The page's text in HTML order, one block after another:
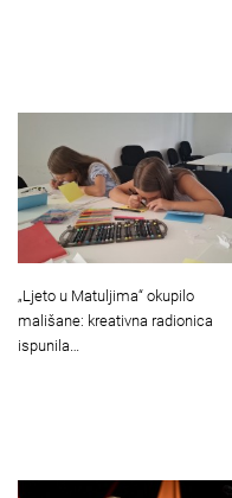
„Ljeto u Matuljima“ okupilo
mališane: kreativna radionica
ispunila…